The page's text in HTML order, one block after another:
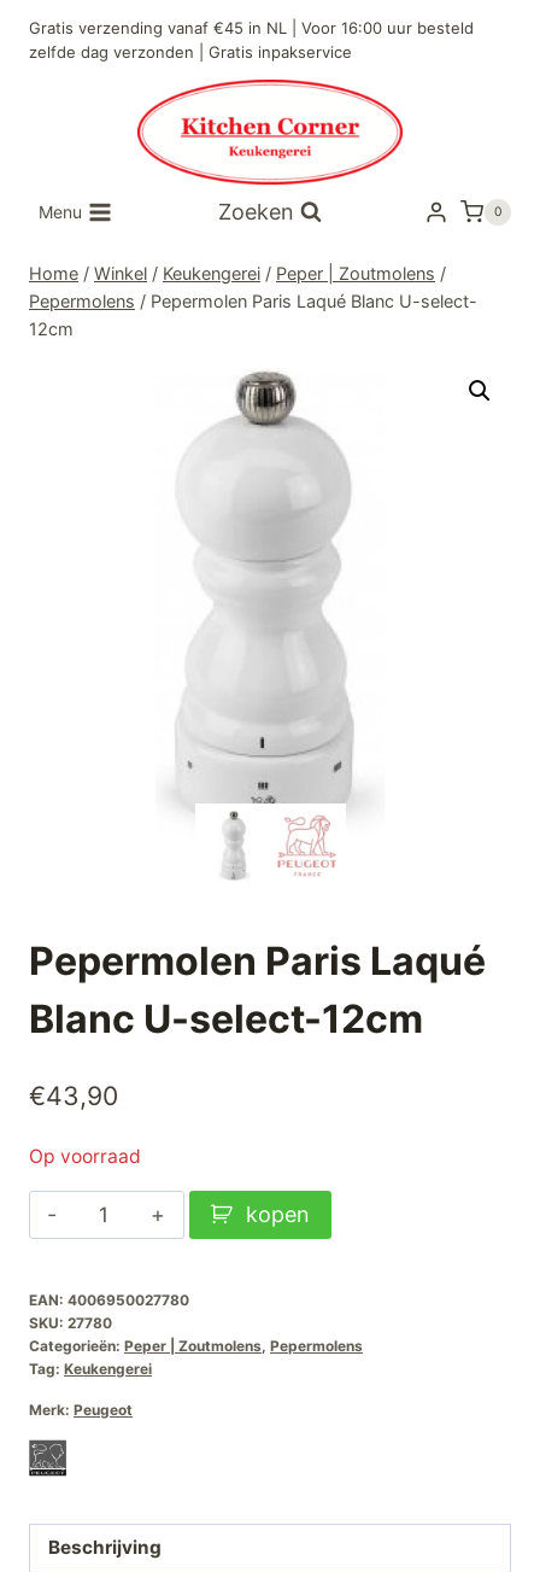
naar
Gratis verzending vanaf €45 in NL | Voor 16:00 uur besteld
zelfde dag verzonden | Gratis inpakservice
Menu Zoeken 0
Home / Winkel / Keukengerei / Peper | Zoutmolens /
Pepermolens / Pepermolen Paris Laqué Blanc U-select-
12cm
Pepermolen Paris Laqué
Blanc U-select-12cm
€43,90
Op voorraad
Pepermolen
Paris
Blanc
U-
select-
12cm
kopen
EAN: 4006950027780
SKU: 27780
Categorieën: Peper | Zoutmolens, Pepermolens
Tag: Keukengerei
Merk: Peugeot
Beschrijving